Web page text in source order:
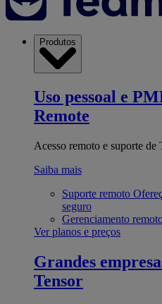
Produtos
Uso pessoal e
Remote
Acesso remoto e suporte de
Saiba mais
Suporte remoto
seguro
Gerenciamento
Ver planos e preços
Grandes
Tensor